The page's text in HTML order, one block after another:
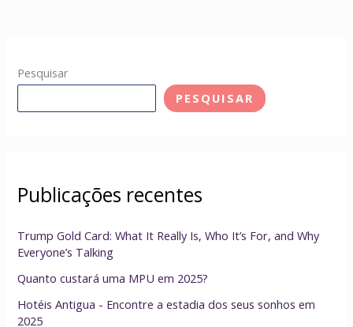
Pesquisar
PESQUISAR
Publicações recentes
Trump Gold Card: What It Really Is, Who It’s For, and Why
Everyone’s Talking
Quanto custará uma MPU em 2025?
Hotéis Antigua - Encontre a estadia dos seus sonhos em
2025